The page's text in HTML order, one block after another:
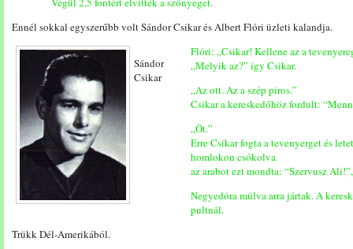
Ennél sokkal egyszerűbb volt Sándor Csikar és Albert Flóri üzleti kalandja.
Sándor
Csikar
Flóri: „Csikar! Kellene az a
„Melyik az?” így Csikar.
„Az ott. Az a szép piros.”
Csikar a kereskedőhöz fordult:
„Öt.”
Erre Csikar fogta a tevenyerget és
homlokon csókolva
az arabot ezt mondta: “Szervusz
Negyedóra múlva arra jártak. A
pultnál.
Trükk Dél-Amerikából.